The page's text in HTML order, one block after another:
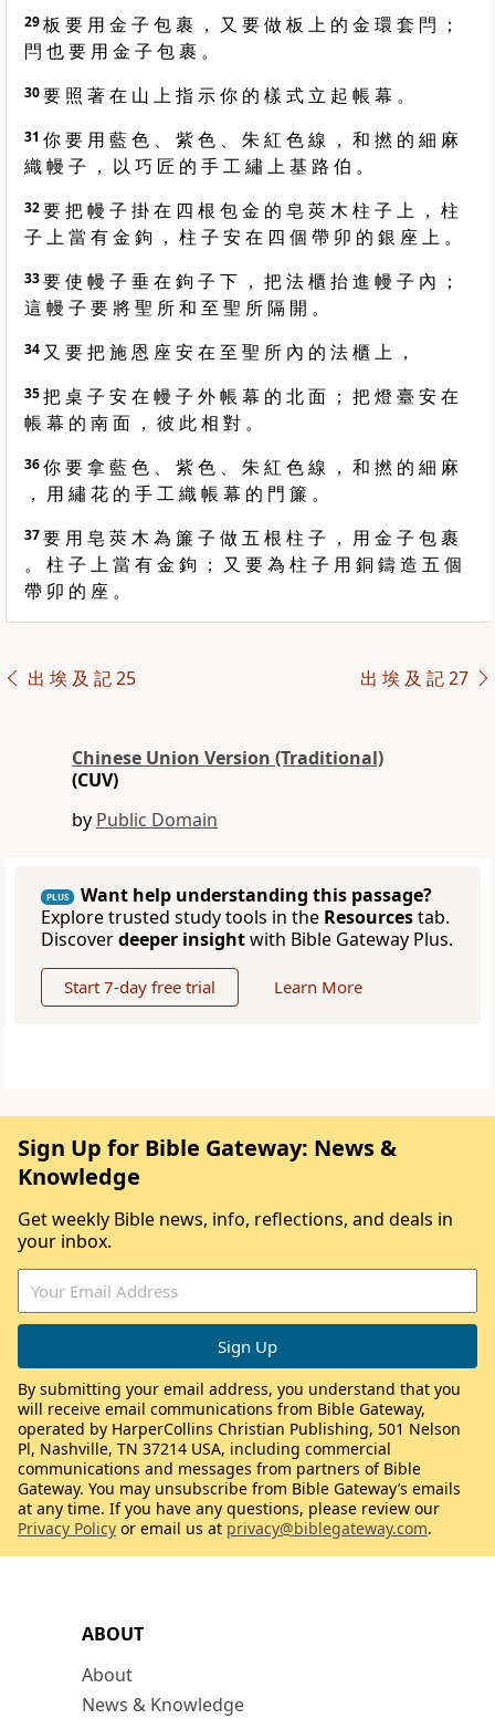
29板 要 用 金 子 包 裹 ， 又 要 做 板 上 的 金 環 套 閂 ；
閂 也 要 用 金 子 包 裹 。
30要 照 著 在 山 上 指 示 你 的 樣 式 立 起 帳 幕 。
31 你 要 用 藍 色 、 紫 色 、 朱 紅 色 線 ， 和 撚 的 細 麻
織 幔 子 ， 以 巧 匠 的 手 工 繡 上 基 路 伯 。
32要 把 幔 子 掛 在 四 根 包 金 的 皂 莢 木 柱 子 上 ， 柱
子 上 當 有 金 鉤 ， 柱 子 安 在 四 個 帶 卯 的 銀 座 上 。
33要 使 幔 子 垂 在 鉤 子 下 ， 把 法 櫃 抬 進 幔 子 內 ；
這 幔 子 要 將 聖 所 和 至 聖 所 隔 開 。
34 又 要 把 施 恩 座 安 在 至 聖 所 內 的 法 櫃 上 ，
35把 桌 子 安 在 幔 子 外 帳 幕 的 北 面 ； 把 燈 臺 安 在
帳 幕 的 南 面 ， 彼 此 相 對 。
36你 要 拿 藍 色 、 紫 色 、 朱 紅 色 線 ， 和 撚 的 細 麻
， 用 繡 花 的 手 工 織 帳 幕 的 門 簾 。
37要 用 皂 莢 木 為 簾 子 做 五 根 柱 子 ， 用 金 子 包 裹
。 柱 子 上 當 有 金 鉤 ； 又 要 為 柱 子 用 銅 鑄 造 五 個
帶 卯 的 座 。
出 埃 及 記 25 出 埃 及 記 27
Chinese Union Version (Traditional)
(CUV)
by Public Domain
PLUS
Want help understanding this passage?
Explore trusted study tools in the Resourcestab.
Discoverdeeper insightwith Bible Gateway Plus.
Start 7-day free trial Learn More
ABOUT
About
News & Knowledge
Sign Up for Bible Gateway: News &
Knowledge
Get weekly Bible news, info, reflections, and deals in
your inbox.
By submitting your email address, you understand that you
will receive email communications from Bible Gateway,
operated by HarperCollins Christian Publishing, 501 Nelson
Pl, Nashville, TN 37214 USA, including commercial
communications and messages from partners of Bible
Gateway. You may unsubscribe from Bible Gateway’s emails
at any time. If you have any questions, please review our
Privacy Policy or email us at privacy@biblegateway.com.